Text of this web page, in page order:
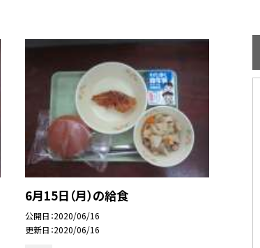
6月15日（月）の給食
公開日 2020/06/16
更新日 2020/06/16